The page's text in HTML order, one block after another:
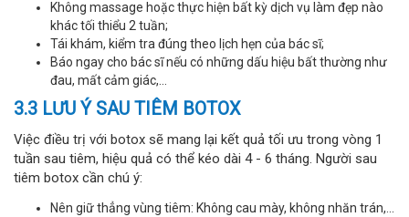
Không massage hoặc thực hiện bất kỳ dịch vụ làm đẹp nào
khác tối thiểu 2 tuần;
Tái khám, kiểm tra đúng theo lịch hẹn của bác sĩ;
Báo ngay cho bác sĩ nếu có những dấu hiệu bất thường như
đau, mất cảm giác,...
3.3 LƯU Ý SAU TIÊM BOTOX
Việc điều trị với botox sẽ mang lại kết quả tối ưu trong vòng 1
tuần sau tiêm, hiệu quả có thể kéo dài 4 - 6 tháng. Người sau
tiêm botox cần chú ý:
Nên giữ thẳng vùng tiêm: Không cau mày, không nhăn trán,...